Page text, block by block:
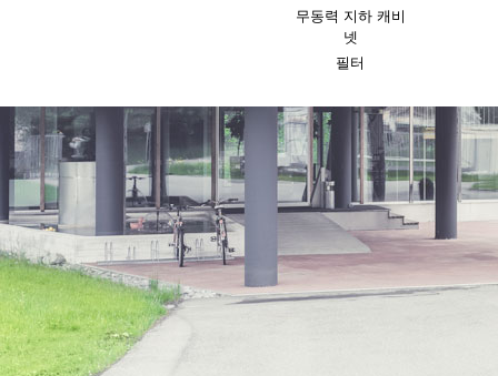
무동력 지하 캐비
넷
필터